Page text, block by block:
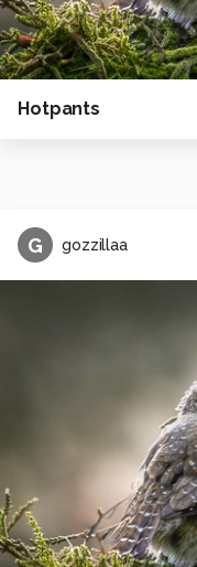
Hotpants
G gozzillaa